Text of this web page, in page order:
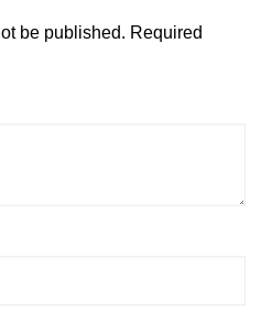
be published. Required